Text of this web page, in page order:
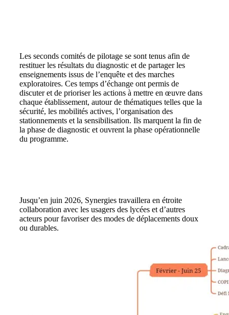
Les seconds comités de pilotage se sont tenus afin de
restituer les résultats du diagnostic et de partager les
enseignements issus de l’enquête et des marches
exploratoires. Ces temps d’échange ont permis de
discuter et de prioriser les actions à mettre en œuvre dans
chaque établissement, autour de thématiques telles que la
sécurité, les mobilités actives, l’organisation des
stationnements et la sensibilisation. Ils marquent la fin de
la phase de diagnostic et ouvrent la phase opérationnelle
du programme.
Jusqu’en juin 2026, Synergies travaillera en étroite
collaboration avec les usagers des lycées et d’autres
acteurs pour favoriser des modes de déplacements doux
ou durables.